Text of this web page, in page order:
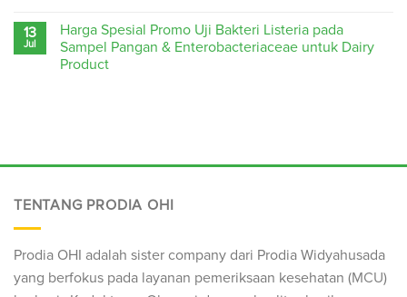
13
Jul
Harga Spesial Promo Uji Bakteri Listeria pada
Sampel Pangan & Enterobacteriaceae untuk Dairy
Product
TENTANG PRODIA OHI
Prodia OHI adalah sister company dari Prodia Widyahusada
yang berfokus pada layanan pemeriksaan kesehatan (MCU)